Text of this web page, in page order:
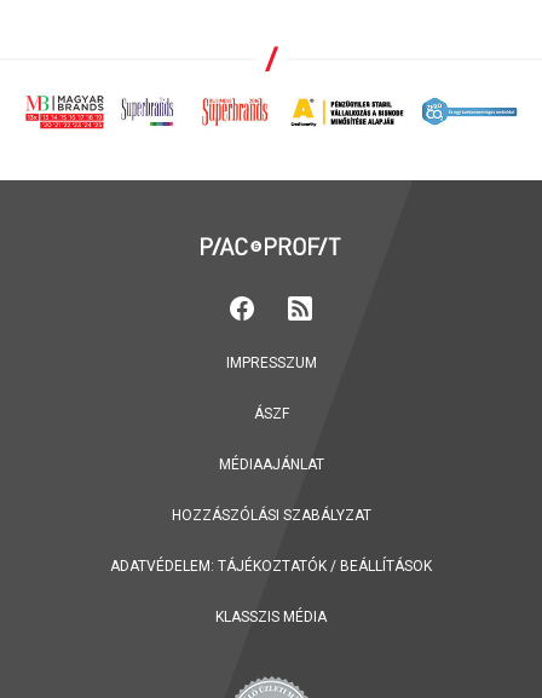
IMPRESSZUM
ÁSZF
MÉDIAAJÁNLAT
HOZZÁSZÓLÁSI SZABÁLYZAT
ADATVÉDELEM: TÁJÉKOZTATÓK / BEÁLLÍTÁSOK
KLASSZIS MÉDIA